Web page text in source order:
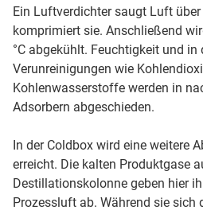
Ein Luftverdichter saugt Luft
komprimiert sie. Anschließend
°C abgekühlt. Feuchtigkeit und
Verunreinigungen wie
Kohlenwasserstoffe werden in
Adsorbern abgeschieden.
In der Coldbox wird eine weitere
erreicht. Die kalten Produktgase
Destillationskolonne geben hier
Prozessluft ab. Während sie sich